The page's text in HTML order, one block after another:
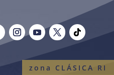
zona CLÁSICA RI